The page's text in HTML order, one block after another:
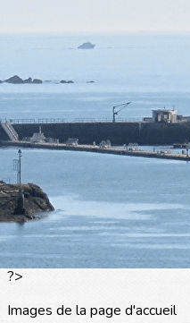
Exporter toutes les
Exporter uniquement
Menu
>
Les portraits
La presse en parle
Agenda
Les événements
?>
Images de la page d'accueil